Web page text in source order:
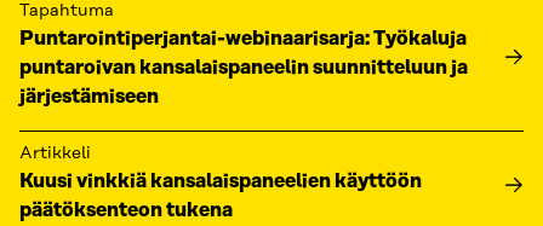
Tapahtuma
Puntarointiperjantai-webinaarisarja: Työkaluja
puntaroivan kansalaispaneelin suunnitteluun ja
järjestämiseen
Artikkeli
Kuusi vinkkiä kansalaispaneelien käyttöön
päätöksenteon tukena